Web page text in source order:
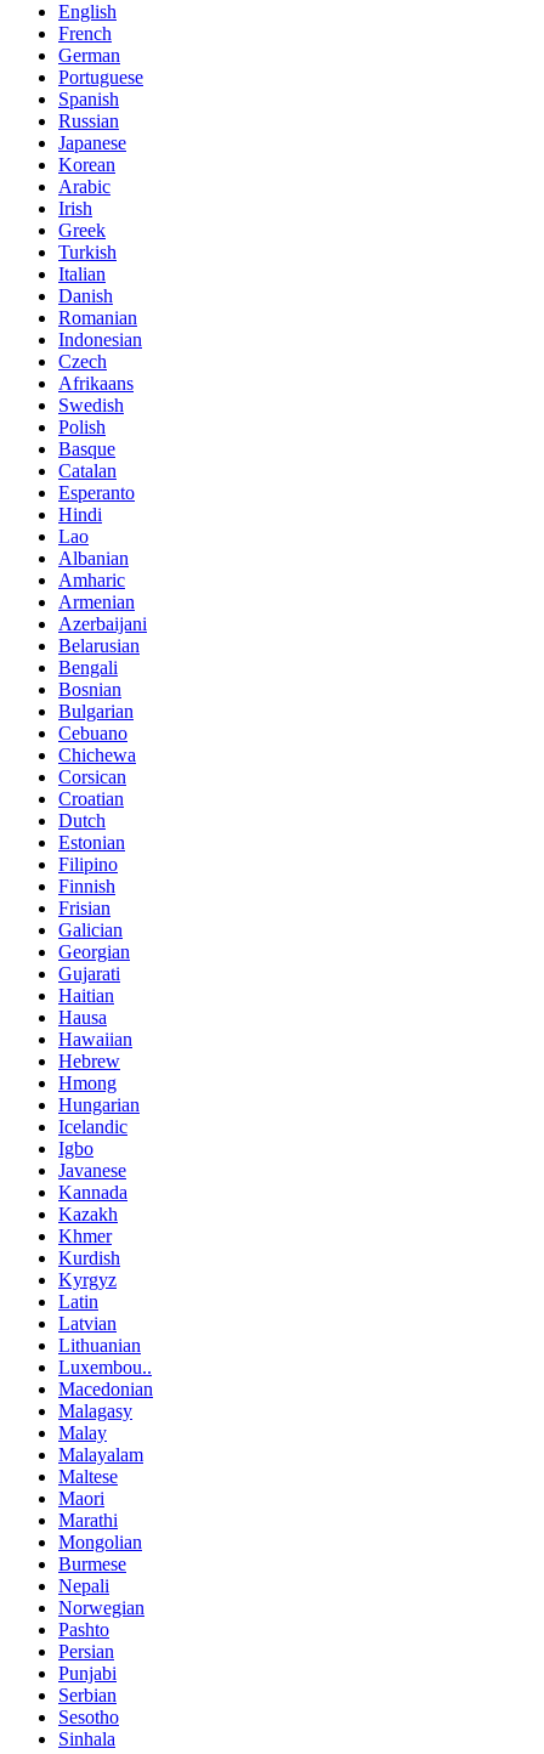
English
French
German
Portuguese
Spanish
Russian
Japanese
Korean
Arabic
Irish
Greek
Turkish
Italian
Danish
Romanian
Indonesian
Czech
Afrikaans
Swedish
Polish
Basque
Catalan
Esperanto
Hindi
Lao
Albanian
Amharic
Armenian
Azerbaijani
Belarusian
Bengali
Bosnian
Bulgarian
Cebuano
Chichewa
Corsican
Croatian
Dutch
Estonian
Filipino
Finnish
Frisian
Galician
Georgian
Gujarati
Haitian
Hausa
Hawaiian
Hebrew
Hmong
Hungarian
Icelandic
Igbo
Javanese
Kannada
Kazakh
Khmer
Kurdish
Kyrgyz
Latin
Latvian
Lithuanian
Luxembou..
Macedonian
Malagasy
Malay
Malayalam
Maltese
Maori
Marathi
Mongolian
Burmese
Nepali
Norwegian
Pashto
Persian
Punjabi
Serbian
Sesotho
Sinhala